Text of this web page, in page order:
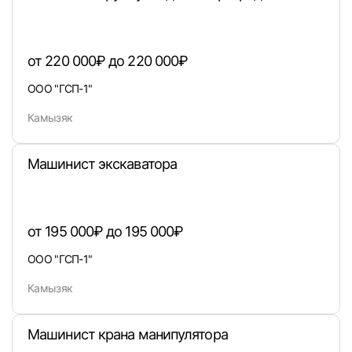
Вход по коду
от 220 000₽ до 220 000₽
ООО "ГСП-1"
Камызяк
Машинист экскаватора
от 195 000₽ до 195 000₽
ООО "ГСП-1"
Камызяк
Машинист крана манипулятора